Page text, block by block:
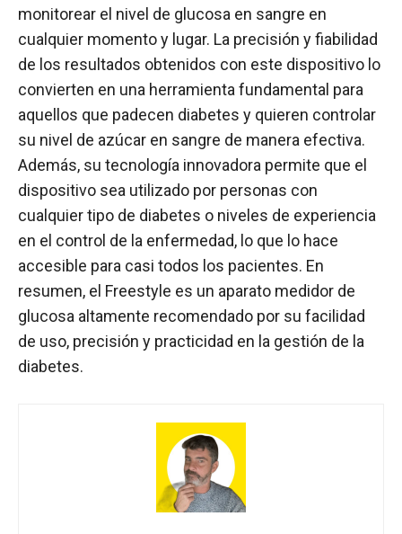
monitorear el nivel de glucosa en sangre en
cualquier momento y lugar. La precisión y fiabilidad
de los resultados obtenidos con este dispositivo lo
convierten en una herramienta fundamental para
aquellos que padecen diabetes y quieren controlar
su nivel de azúcar en sangre de manera efectiva.
Además, su tecnología innovadora permite que el
dispositivo sea utilizado por personas con
cualquier tipo de diabetes o niveles de experiencia
en el control de la enfermedad, lo que lo hace
accesible para casi todos los pacientes. En
resumen, el Freestyle es un aparato medidor de
glucosa altamente recomendado por su facilidad
de uso, precisión y practicidad en la gestión de la
diabetes.